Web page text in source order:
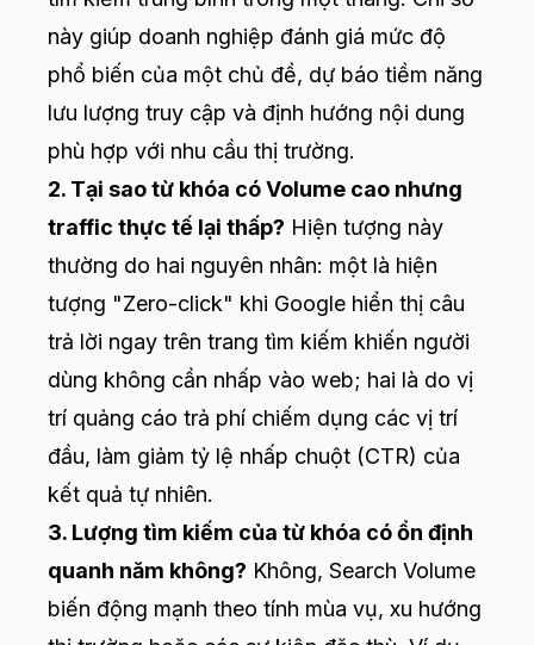
này giúp doanh nghiệp đánh giá mức độ
phổ biến của một chủ đề, dự báo tiềm năng
lưu lượng truy cập và định hướng nội dung
phù hợp với nhu cầu thị trường.
2. Tại sao từ khóa có Volume cao nhưng
traffic thực tế lại thấp? Hiện tượng này
thường do hai nguyên nhân: một là hiện
tượng "Zero-click" khi Google hiển thị câu
trả lời ngay trên trang tìm kiếm khiến người
dùng không cần nhấp vào web; hai là do vị
trí quảng cáo trả phí chiếm dụng các vị trí
đầu, làm giảm tỷ lệ nhấp chuột (CTR) của
kết quả tự nhiên.
3. Lượng tìm kiếm của từ khóa có ổn định
quanh năm không? Không, Search Volume
biến động mạnh theo tính mùa vụ, xu hướng